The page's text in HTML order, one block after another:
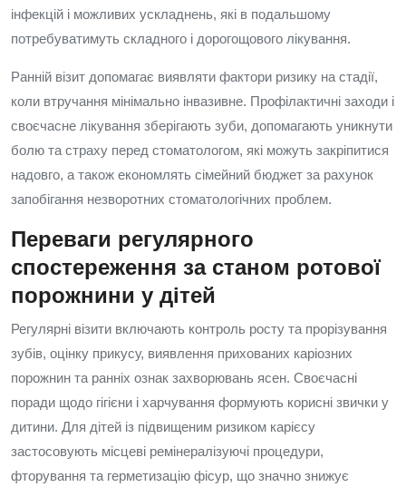
інфекцій і можливих ускладнень, які в подальшому
потребуватимуть складного і дорогощового лікування.
Ранній візит допомагає виявляти фактори ризику на стадії,
коли втручання мінімально інвазивне. Профілактичні заходи і
своєчасне лікування зберігають зуби, допомагають уникнути
болю та страху перед стоматологом, які можуть закріпитися
надовго, а також економлять сімейний бюджет за рахунок
запобігання незворотних стоматологічних проблем.
Переваги регулярного
спостереження за станом ротової
порожнини у дітей
Регулярні візити включають контроль росту та прорізування
зубів, оцінку прикусу, виявлення прихованих каріозних
порожнин та ранніх ознак захворювань ясен. Своєчасні
поради щодо гігієни і харчування формують корисні звички у
дитини. Для дітей із підвищеним ризиком карієсу
застосовують місцеві ремінералізуючі процедури,
фторування та герметизацію фісур, що значно знижує